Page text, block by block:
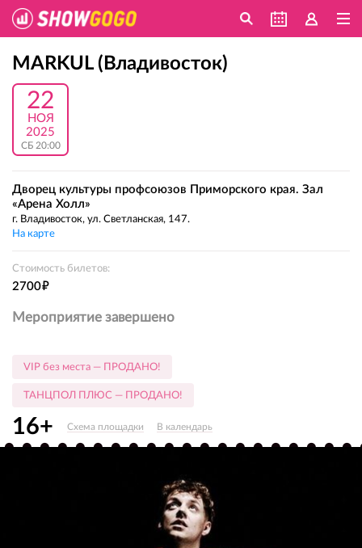
MARKUL (Владивосток)
22
НОЯ
2025
СБ 20:00
Дворец культуры профсоюзов Приморского края. Зал
«Арена Холл»
г. Владивосток, ул. Светланская, 147.
На карте
Стоимость билетов:
2700е
Мероприятие завершено
VIP без места — ПРОДАНО!
ТАНЦПОЛ ПЛЮС — ПРОДАНО!
16+ Схема площадки В календарь